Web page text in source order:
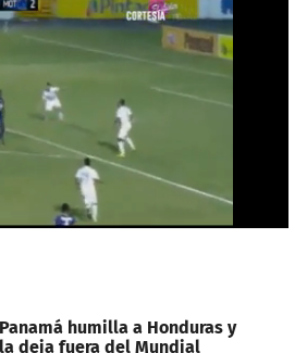
Panamá humilla a Honduras y
la deja fuera del Mundial